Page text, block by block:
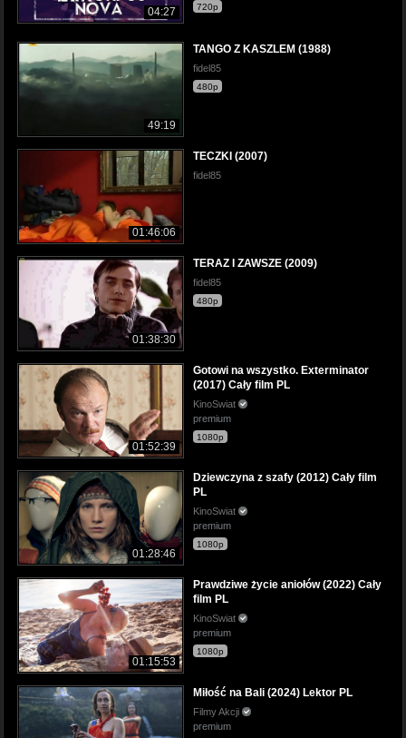
04:27 720p
49:19
TANGO Z KASZLEM (1988)
fidel85
480p
01:46:06
TECZKI (2007)
fidel85
01:38:30
TERAZ I ZAWSZE (2009)
fidel85
480p
01:52:39
Gotowi na wszystko. Exterminator
(2017) Cały film PL
KinoSwiat
premium
1080p
01:28:46
Dziewczyna z szafy (2012) Cały film
PL
KinoSwiat
premium
1080p
01:15:53
Prawdziwe życie aniołów (2022) Cały
film PL
KinoSwiat
premium
1080p
Miłość na Bali (2024) Lektor PL
Filmy Akcji
premium